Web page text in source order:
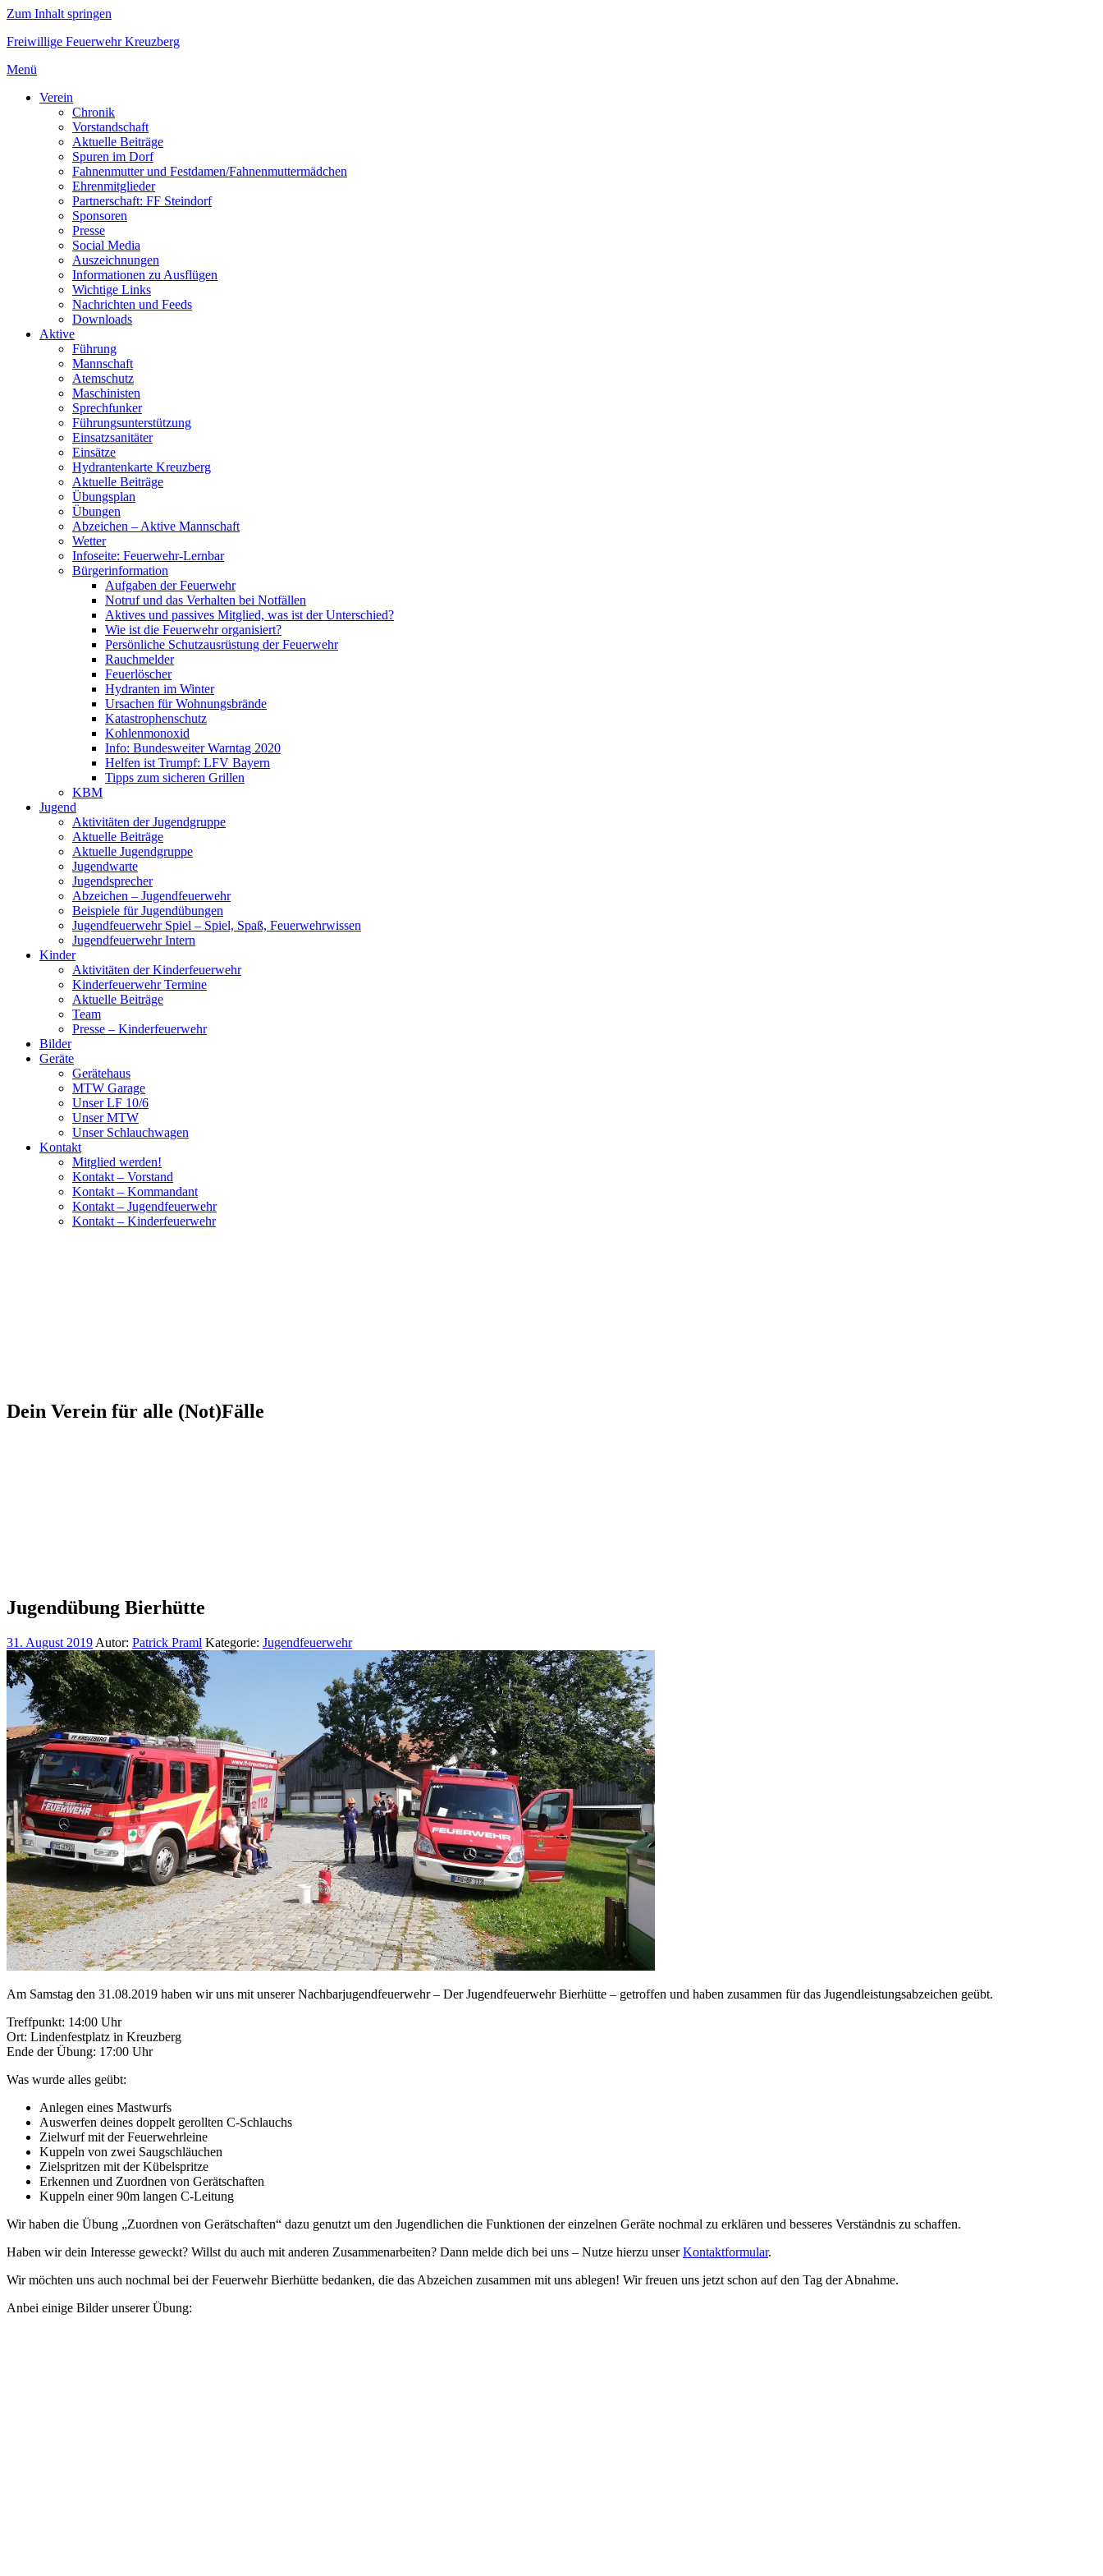
Zum Inhalt springen
Freiwillige Feuerwehr Kreuzberg
Menü
Verein
Chronik
Vorstandschaft
Aktuelle Beiträge
Spuren im Dorf
Fahnenmutter und Festdamen/Fahnenmuttermädchen
Ehrenmitglieder
Partnerschaft: FF Steindorf
Sponsoren
Presse
Social Media
Auszeichnungen
Informationen zu Ausflügen
Wichtige Links
Nachrichten und Feeds
Downloads
Aktive
Führung
Mannschaft
Atemschutz
Maschinisten
Sprechfunker
Führungsunterstützung
Einsatzsanitäter
Einsätze
Hydrantenkarte Kreuzberg
Aktuelle Beiträge
Übungsplan
Übungen
Abzeichen – Aktive Mannschaft
Wetter
Infoseite: Feuerwehr-Lernbar
Bürgerinformation
Aufgaben der Feuerwehr
Notruf und das Verhalten bei Notfällen
Aktives und passives Mitglied, was ist der Unterschied?
Wie ist die Feuerwehr organisiert?
Persönliche Schutzausrüstung der Feuerwehr
Rauchmelder
Feuerlöscher
Hydranten im Winter
Ursachen für Wohnungsbrände
Katastrophenschutz
Kohlenmonoxid
Info: Bundesweiter Warntag 2020
Helfen ist Trumpf: LFV Bayern
Tipps zum sicheren Grillen
KBM
Jugend
Aktivitäten der Jugendgruppe
Aktuelle Beiträge
Aktuelle Jugendgruppe
Jugendwarte
Jugendsprecher
Abzeichen – Jugendfeuerwehr
Beispiele für Jugendübungen
Jugendfeuerwehr Spiel – Spiel, Spaß, Feuerwehrwissen
Jugendfeuerwehr Intern
Kinder
Aktivitäten der Kinderfeuerwehr
Kinderfeuerwehr Termine
Aktuelle Beiträge
Team
Presse – Kinderfeuerwehr
Bilder
Geräte
Gerätehaus
MTW Garage
Unser LF 10/6
Unser MTW
Unser Schlauchwagen
Kontakt
Mitglied werden!
Kontakt – Vorstand
Kontakt – Kommandant
Kontakt – Jugendfeuerwehr
Kontakt – Kinderfeuerwehr
Dein Verein für alle (Not)Fälle
Jugendübung Bierhütte
31. August 2019 Autor: Patrick Praml Kategorie: Jugendfeuerwehr
Am Samstag den 31.08.2019 haben wir uns mit unserer Nachbarjugendfeuerwehr – Der Jugendfeuerwehr Bierhütte – getroffen und haben zusammen für das Jugendleistungsabzeichen geübt.
Treffpunkt: 14:00 Uhr
Ort: Lindenfestplatz in Kreuzberg
Ende der Übung: 17:00 Uhr
Was wurde alles geübt:
Anlegen eines Mastwurfs
Auswerfen deines doppelt gerollten C-Schlauchs
Zielwurf mit der Feuerwehrleine
Kuppeln von zwei Saugschläuchen
Zielspritzen mit der Kübelspritze
Erkennen und Zuordnen von Gerätschaften
Kuppeln einer 90m langen C-Leitung
Wir haben die Übung „Zuordnen von Gerätschaften“ dazu genutzt um den Jugendlichen die Funktionen der einzelnen Geräte nochmal zu erklären und besseres Verständnis zu schaffen.
Haben wir dein Interesse geweckt? Willst du auch mit anderen Zusammenarbeiten? Dann melde dich bei uns – Nutze hierzu unserKontaktformular.
Wir möchten uns auch nochmal bei der Feuerwehr Bierhütte bedanken, die das Abzeichen zusammen mit uns ablegen! Wir freuen uns jetzt schon auf den Tag der Abnahme.
Anbei einige Bilder unserer Übung: